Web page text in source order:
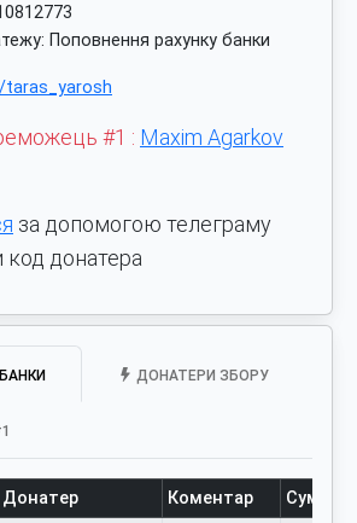
Поповнення рахунку банки
#1 : Maxim Agarkov
за допомогою телеграму
донатера
ДОНАТЕРИ ЗБОРУ
Донатер Коментар
Сума